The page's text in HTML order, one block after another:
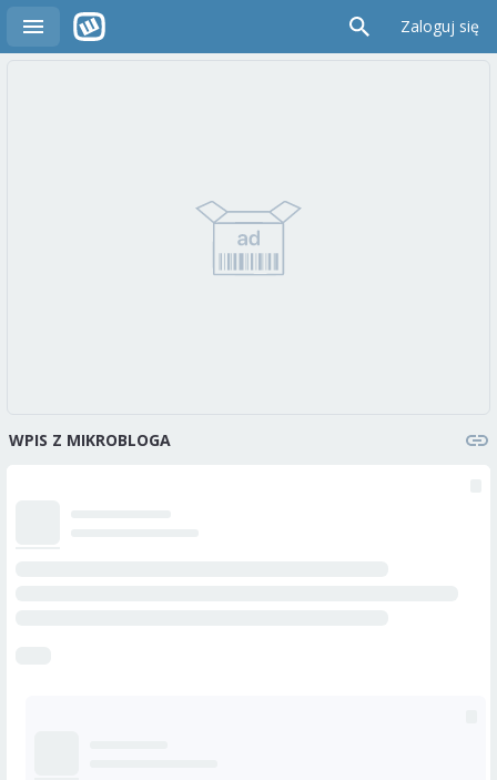
Zaloguj się
WPIS Z MIKROBLOGA